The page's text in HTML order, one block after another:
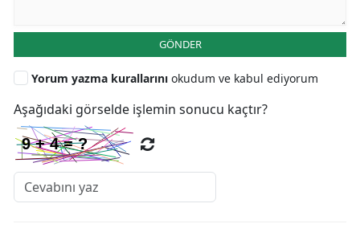
GÖNDER
Yorum yazma kurallarını okudum ve kabul ediyorum
Aşağıdaki görselde işlemin sonucu kaçtır?